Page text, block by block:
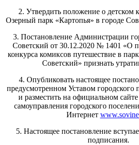
2. Утвердить положение о детском
Озерный парк «Картопья» в городе
3. Постановление Администрации
Советский от 30.12.2020 № 1401 «О
конкурса комиксов путешествие в
Советский» признать
4. Опубликовать настоящее
предусмотренном Уставом городского
и разместить на официальном
самоуправления городского
Интернет
5. Настоящее постановление
подписания.